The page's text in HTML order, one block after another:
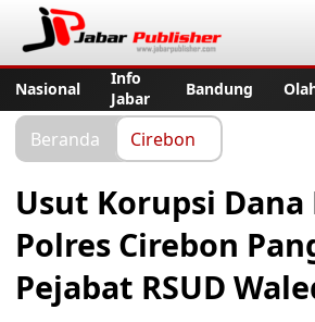
Nasional
Info
Jabar
Bandung
Beranda Cirebon
Usut Korupsi Dana
Polres Cirebon
Pejabat RSUD